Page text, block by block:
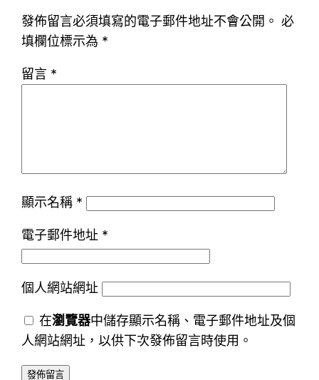
發佈留言必須填寫的電子郵件地址不會公開。 必
填欄位標示為 *
留言 *
顯示名稱 *
電子郵件地址 *
個人網站網址
在瀏覽器中儲存顯示名稱、電子郵件地址及個
人網站網址，以供下次發佈留言時使用。